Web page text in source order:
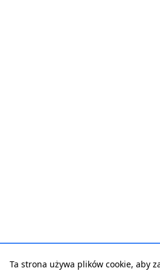
Ta strona używa plików cookie, aby